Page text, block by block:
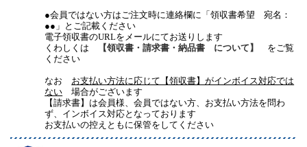
●会員ではない方はご注文時に連絡欄に「領収書希望 宛名：
●●」とご記載ください
電子領収書のURLをメールにてお送りします
くわしくは
【領収書・請求書・納品書 について】
をご覧
ください
なお お支払い方法に応じて【領収書】がインボイス対応では
ない 場合がございます
【請求書】は会員様、会員ではない方、お支払い方法を問わ
ず、インボイス対応となっております
お支払いの控えともに保管をしてください